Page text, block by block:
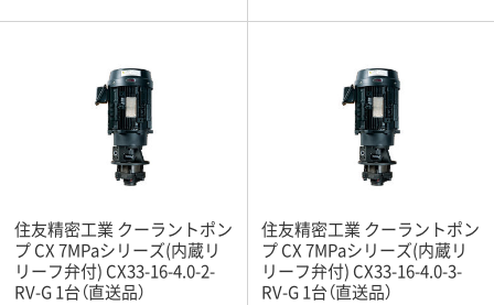
住友精密工業 クーラントポン
プ CX 7MPaシリーズ(内蔵リ
リーフ弁付) CX33-16-4.0-2-
RV-G 1台（直送品）
住友精密工業 クーラントポン
プ CX 7MPaシリーズ(内蔵リ
リーフ弁付) CX33-16-4.0-3-
RV-G 1台（直送品）